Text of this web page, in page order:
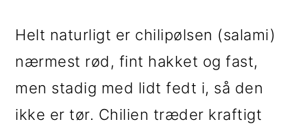
Helt naturligt er chilipølsen (salami)
nærmest rød, fint hakket og fast,
men stadig med lidt fedt i, så den
ikke er tør. Chilien træder kraftigt